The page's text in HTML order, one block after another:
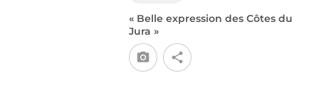
« Belle expression des Côtes du
Jura »